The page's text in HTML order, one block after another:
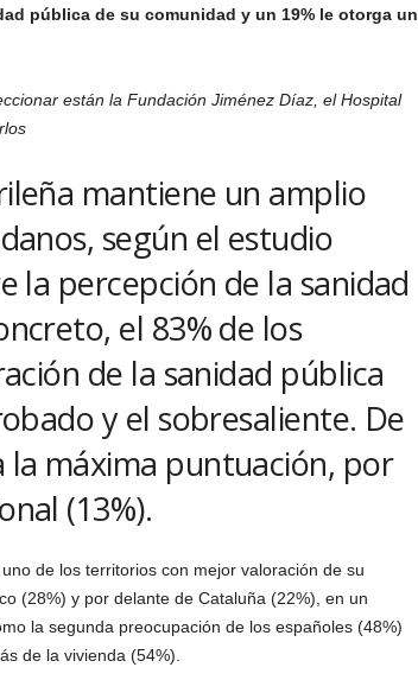
pública de su comunidad y un 19% le otorga un
están la Fundación Jiménez Díaz, el Hospital
mantiene un amplio
según el estudio
la percepción de la sanidad
el 83% de los
de la sanidad pública
y el sobresaliente. De
la máxima puntuación, por
(13%).
de los territorios con mejor valoración de su
(28%) y por delante de Cataluña (22%), en un
la segunda preocupación de los españoles (48%)
de la vivienda (54%).